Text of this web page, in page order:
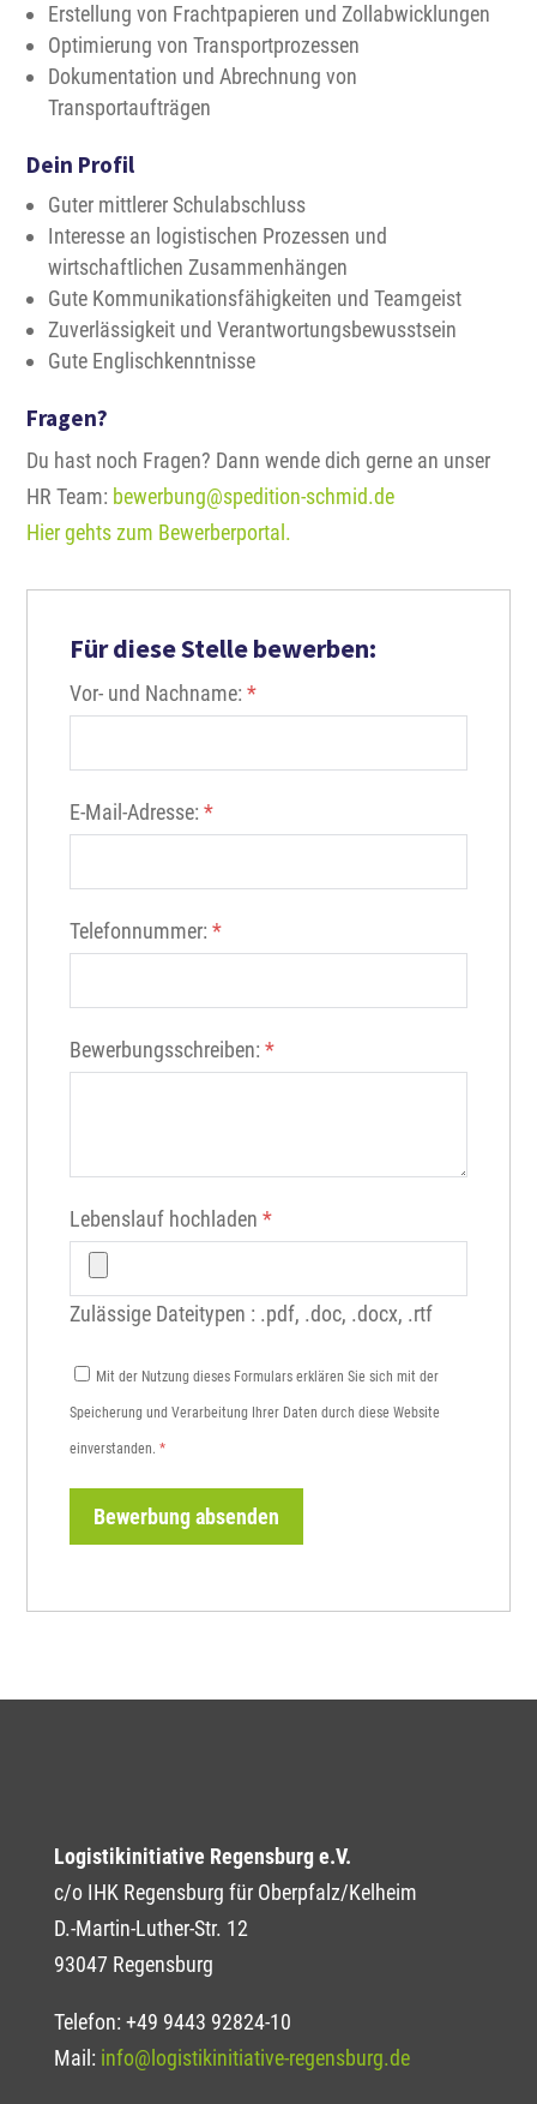
Erstellung von Frachtpapieren und Zollabwicklungen
Optimierung von Transportprozessen
Dokumentation und Abrechnung von
Transportaufträgen
Dein Profil
Guter mittlerer Schulabschluss
Interesse an logistischen Prozessen und
wirtschaftlichen Zusammenhängen
Gute Kommunikationsfähigkeiten und Teamgeist
Zuverlässigkeit und Verantwortungsbewusstsein
Gute Englischkenntnisse
Fragen?
Du hast noch Fragen? Dann wende dich gerne an unser
HR Team: bewerbung@spedition-schmid.de
Hier gehts zum Bewerberportal.
Für diese Stelle bewerben:
Vor- und Nachname:*
E-Mail-Adresse:*
Telefonnummer:*
Bewerbungsschreiben:*
Lebenslauf hochladen*
Zulässige Dateitypen : .pdf, .doc, .docx, .rtf
Mit der Nutzung dieses Formulars erklären Sie sich mit der
Speicherung und Verarbeitung Ihrer Daten durch diese Website
einverstanden.*
Logistikinitiative Regensburg e.V.
c/o IHK Regensburg für Oberpfalz/Kelheim
D.-Martin-Luther-Str. 12
93047 Regensburg
Telefon: +49 9443 92824-10
Mail: info@logistikinitiative-regensburg.de